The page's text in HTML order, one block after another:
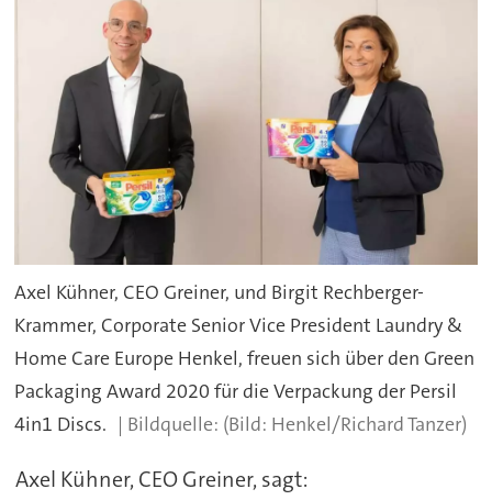
Axel Kühner, CEO Greiner, und Birgit Rechberger-
Krammer, Corporate Senior Vice President Laundry &
Home Care Europe Henkel, freuen sich über den Green
Packaging Award 2020 für die Verpackung der Persil
4in1 Discs.
(Bild: Henkel/Richard Tanzer)
Axel Kühner, CEO Greiner, sagt: